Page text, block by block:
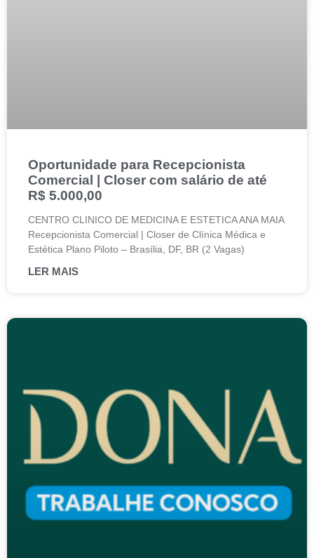
Oportunidade para Recepcionista
Comercial | Closer com salário de até
R$ 5.000,00
CENTRO CLINICO DE MEDICINA E ESTETICA ANA MAIA
Recepcionista Comercial | Closer de Clínica Médica e
Estética Plano Piloto – Brasília, DF, BR (2 Vagas)
LER MAIS